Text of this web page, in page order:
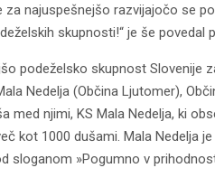
najuspešnejšo razvijajočo se
skupnosti!“ je še povedal
podeželsko skupnost Slovenije
Nedelja (Občina Ljutomer),
med njimi, KS Mala Nedelja, ki
kot 1000 dušami. Mala Nedelja
sloganom »Pogumno v